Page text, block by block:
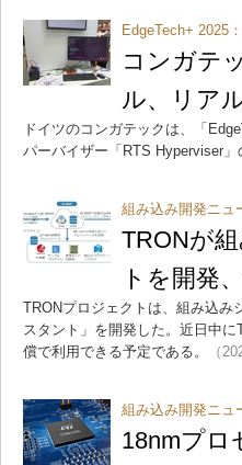
EdgeTech+ 2025：
コンガテ
ル、リア
ドイツのコンガテックは、「
パーバイザー「RTS Hyperviser」
組み込み開発ニュ
TRONが
トを開発
TRONプロジェクトは、組み込み
スタント」を開発した。近日中
償で利用できる予定である。
（
組み込み開発ニュ
18nmプロ